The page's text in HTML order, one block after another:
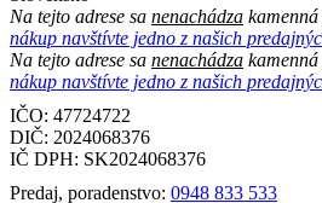
Na tejto adrese sa nenachádza
nákup navštívte jedno z našich
Na tejto adrese sa nenachádza
nákup navštívte jedno z našich
IČO: 47724722
DIČ: 2024068376
IČ DPH: SK2024068376
Predaj, poradenstvo: 0948 833 533